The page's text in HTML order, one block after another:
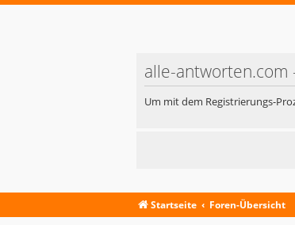
alle-antworten.com
Um mit dem Registrierungs-
Startseite Foren-Übersicht